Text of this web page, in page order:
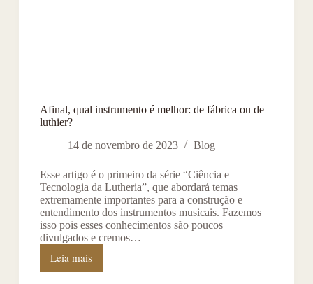
Afinal, qual instrumento é melhor: de fábrica ou de
luthier?
14 de novembro de 2023
Blog
Esse artigo é o primeiro da série “Ciência e
Tecnologia da Lutheria”, que abordará temas
extremamente importantes para a construção e
entendimento dos instrumentos musicais. Fazemos
isso pois esses conhecimentos são poucos
divulgados e cremos…
Leia mais